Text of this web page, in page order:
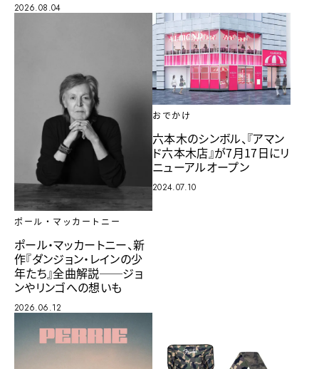
2026.08.04
ポール・マッカートニー
ポール・マッカートニー、新
作『ダンジョン・レインの少
年たち』全曲解説──ジョ
ンやリンゴへの想いも
2026.06.12
おでかけ
六本木のシンボル、『アマン
ド六本木店』が7月17日にリ
ニューアルオープン
2024.07.10